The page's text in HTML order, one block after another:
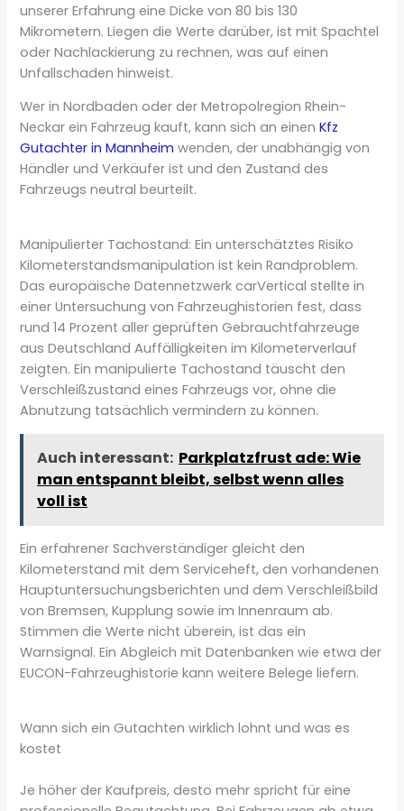
unserer Erfahrung eine Dicke von 80 bis 130
Mikrometern. Liegen die Werte darüber, ist mit Spachtel
oder Nachlackierung zu rechnen, was auf einen
Unfallschaden hinweist.
Wer in Nordbaden oder der Metropolregion Rhein-
Neckar ein Fahrzeug kauft, kann sich an einenKfz
Gutachter in Mannheim wenden, der unabhängig von
Händler und Verkäufer ist und den Zustand des
Fahrzeugs neutral beurteilt.
Manipulierter Tachostand: Ein unterschätztes Risiko
Kilometerstandsmanipulation ist kein Randproblem.
Das europäische Datennetzwerk carVertical stellte in
einer Untersuchung von Fahrzeughistorien fest, dass
rund 14 Prozent aller geprüften Gebrauchtfahrzeuge
aus Deutschland Auffälligkeiten im Kilometerverlauf
zeigten. Ein manipulierte Tachostand täuscht den
Verschleißzustand eines Fahrzeugs vor, ohne die
Abnutzung tatsächlich vermindern zu können.
Auch interessant: Parkplatzfrust ade: Wie
man entspannt bleibt, selbst wenn alles
voll ist
Ein erfahrener Sachverständiger gleicht den
Kilometerstand mit dem Serviceheft, den vorhandenen
Hauptuntersuchungsberichten und dem Verschleißbild
von Bremsen, Kupplung sowie im Innenraum ab.
Stimmen die Werte nicht überein, ist das ein
Warnsignal. Ein Abgleich mit Datenbanken wie etwa der
EUCON-Fahrzeughistorie kann weitere Belege liefern.
Wann sich ein Gutachten wirklich lohnt und was es
kostet
Je höher der Kaufpreis, desto mehr spricht für eine